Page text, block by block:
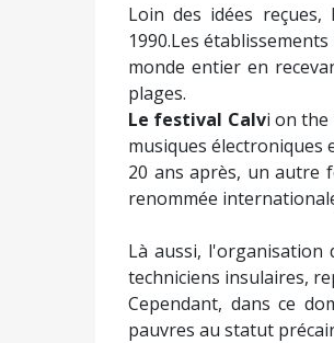
Loin des idées
1990.Les
monde entier en
plages.
Le festival Calvi on the
musiques électroniques
20 ans après, un autre
renommée
Là aussi, l'organisation
techniciens insulaires,
Cependant, dans ce
pauvres au statut